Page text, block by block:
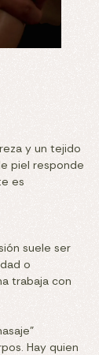
y un tejido
piel responde
es
suele ser
o
trabaja con
Hay quien